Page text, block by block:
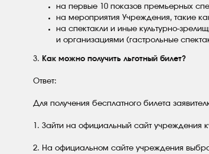
на первые 10 показов премьерных
на мероприятия Учреждения, такие
на спектакли и иные культурно-
и организациями (гастрольные
3. Как можно получить льготный билет?
Ответ:
Для получения бесплатного билета
1. Зайти на официальный сайт учреждения
2. На официальном сайте учреждения